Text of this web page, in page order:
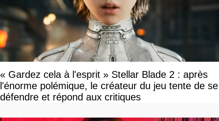
« Gardez cela à l'esprit » Stellar Blade 2 : après
l'énorme polémique, le créateur du jeu tente de se
défendre et répond aux critiques